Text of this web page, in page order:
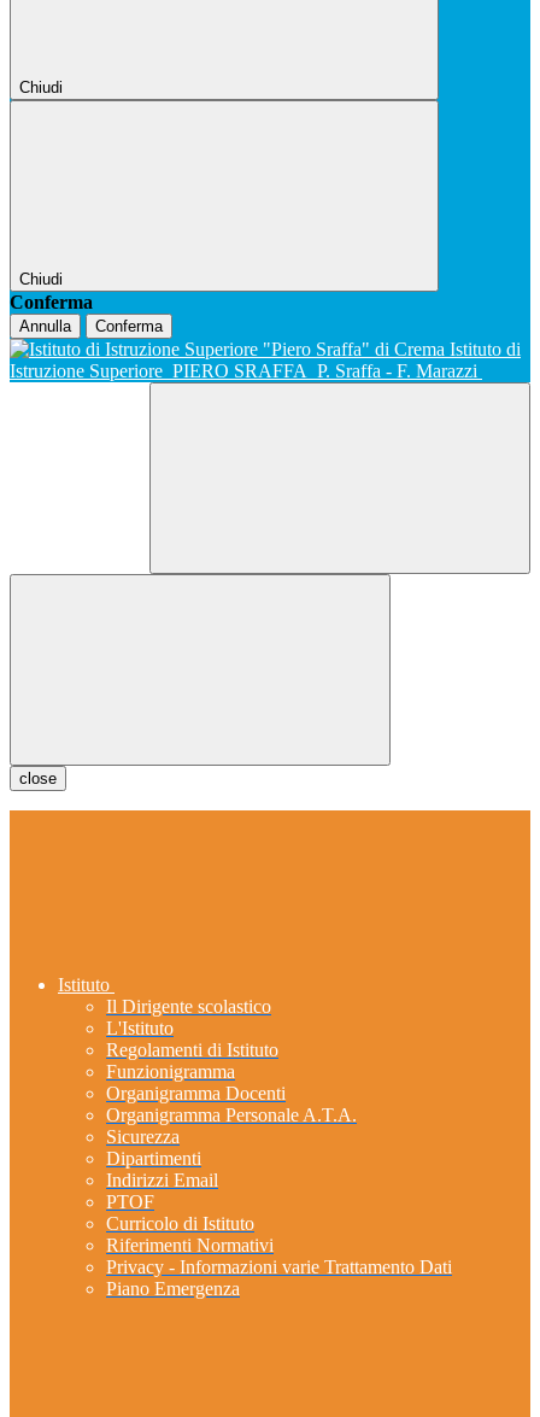
Chiudi
Chiudi
Conferma
Annulla Conferma
Istituto di
Istruzione Superiore PIERO SRAFFA P. Sraffa - F. Marazzi
close
Istituto
Il Dirigente scolastico
L'Istituto
Regolamenti di Istituto
Funzionigramma
Organigramma Docenti
Organigramma Personale A.T.A.
Sicurezza
Dipartimenti
Indirizzi Email
PTOF
Curricolo di Istituto
Riferimenti Normativi
Privacy - Informazioni varie Trattamento Dati
Piano Emergenza